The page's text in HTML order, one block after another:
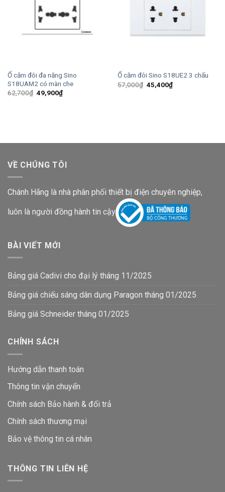
Ổ cắm đôi đa năng Sino
S18UAM2 có màn che
62,700₫ Giá
gốc
49,900₫Giá
hiện
Ổ cắm đôi Sino S18UE2 3 chấu
57,000₫ Giá
gốc
45,400₫Giá
hiện
VỀ CHÚNG TÔI
Chánh Hãng là nhà phân phối thiết bị điện chuyên nghiệp,
luôn là người đồng hành tin cậy
BÀI VIẾT MỚI
Bảng giá Cadivi cho đại lý tháng 11/2025
Bảng giá chiếu sáng dân dụng Paragon tháng 01/2025
Bảng giá Schneider tháng 01/2025
CHÍNH SÁCH
Hướng dẫn thanh toán
Thông tin vận chuyển
Chính sách Bảo hành & đổi trả
Chính sách thương mại
Bảo vệ thông tin cá nhân
THÔNG TIN LIÊN HỆ